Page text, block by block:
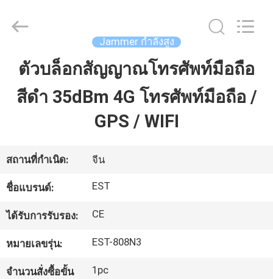
บ้าน
วิดีโอ
เกี่ยว
กับ
เรา
EASTLONGE
ELECTRONICS(HK)
Reserved.
Jammer กำลังสูง
ตัวบล็อกสัญญาณโทรศัพท์มือถือ
สีดำ 35dBm 4G โทรศัพท์มือถือ /
GPS / WIFI
สถานที่กำเนิด: จีน
ชื่อแบรนด์: EST
ได้รับการรับรอง: CE
หมายเลขรุ่น: EST-808N3
จำนวนสั่งซื้อขั้น
1pc